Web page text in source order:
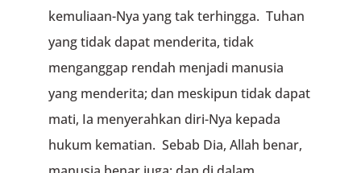
kemuliaan-Nya yang tak terhingga. Tuhan
yang tidak dapat menderita, tidak
menganggap rendah menjadi manusia
yang menderita; dan meskipun tidak dapat
mati, Ia menyerahkan diri-Nya kepada
hukum kematian. Sebab Dia, Allah benar,